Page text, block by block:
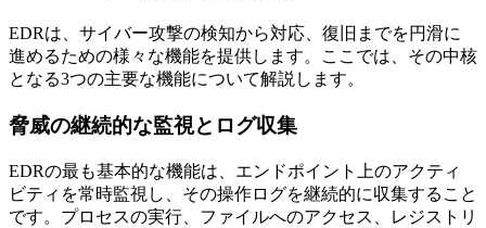
EDRは、サイバー攻撃の検知から対応、復旧までを円滑に
進めるための様々な機能を提供します。ここでは、その中核
となる3つの主要な機能について解説します。
脅威の継続的な監視とログ収集
EDRの最も基本的な機能は、エンドポイント上のアクティ
ビティを常時監視し、その操作ログを継続的に収集すること
です。プロセスの実行、ファイルへのアクセス、レジストリ